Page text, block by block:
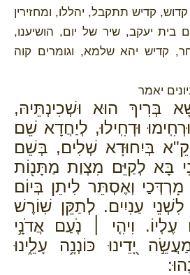
קדיש תתקבל, יהללו, ומחזירין
בית יעקב, שיר של יום, הושיענו,
קדיש יהא שלמא, וגומרים קוה
יאמר
בְּרִיךְ הוּא וּשְׁכִינְתֵּיהּ,
וּדְחִֽילוּ, לְיַחֲדָא שֵׁם
קֵ"א בְּיִחוּדָא שְׁלִים, בְּשֵׁם
בָּא לְקַיֵּם מִצְוַת מַתָּנ֖וֹת
וְאֶסְתֵּר לִיתֵן בְּיוֹם
עַנִיִים. לְתַקֵּן שֽׁוֹרֶשׁ
וִיהִ֤י ׀ נֹ֤עַם אֲדֹנָ֥י
יָ֭דֵינוּ כּוֹנְנָ֥ה עָלֵ֑ינוּ